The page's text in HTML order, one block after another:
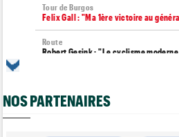
Tour de Burgos
Felix Gall : "Ma 1ère victoire au
Route
Robert Gesink : "Le cyclisme
Joao Almeida a dû abandonner après
NOS PARTENAIRES